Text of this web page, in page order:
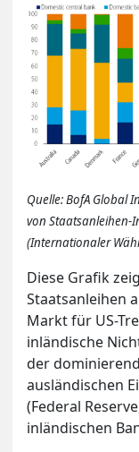
Quelle: BofA Global
von Staatsanleihen-
(Internationaler
Diese Grafik
Staatsanleihen
Markt für US-
inländische
der
ausländischen
(Federal
inländischen